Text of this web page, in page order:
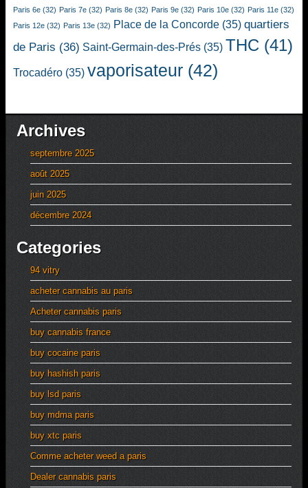
Paris 6e (32) Paris 7e (32) Paris 8e (32) Paris 9e (32) Paris 10e (32) Paris 11e (32)
Paris 12e (32) Paris 13e (32) Place de la Concorde (35) quartiers
de Paris (36) Saint-Germain-des-Prés (35) THC (41)
Trocadéro (35) vaporisateur (42)
Archives
septembre 2025
août 2025
juin 2025
décembre 2024
Categories
94 vitry
acheter cannabis au paris
Acheter cannabis paris
buy cannabis france
buy cocaine paris
buy hashish paris
buy lsd paris
buy mdma paris
buy xtc paris
Comme acheter weed a paris
Dealer cannabis paris